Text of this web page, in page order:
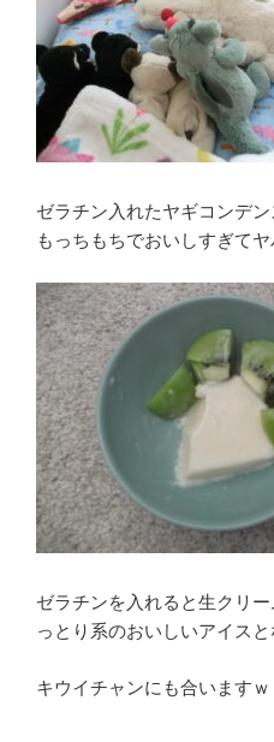
ゼラチン入れたヤギコンデ
もっちもちでおいしすぎてヤ
ゼラチンを入れると生クリ
っとり系のおいしいアイス
キウイチャンにも合いますｗ